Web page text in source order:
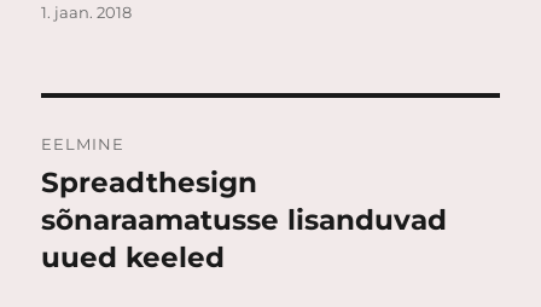
1. jaan. 2018
EELMINE
Eelmine
postitus:
Spreadthesign
sõnaraamatusse lisanduvad
uued keeled